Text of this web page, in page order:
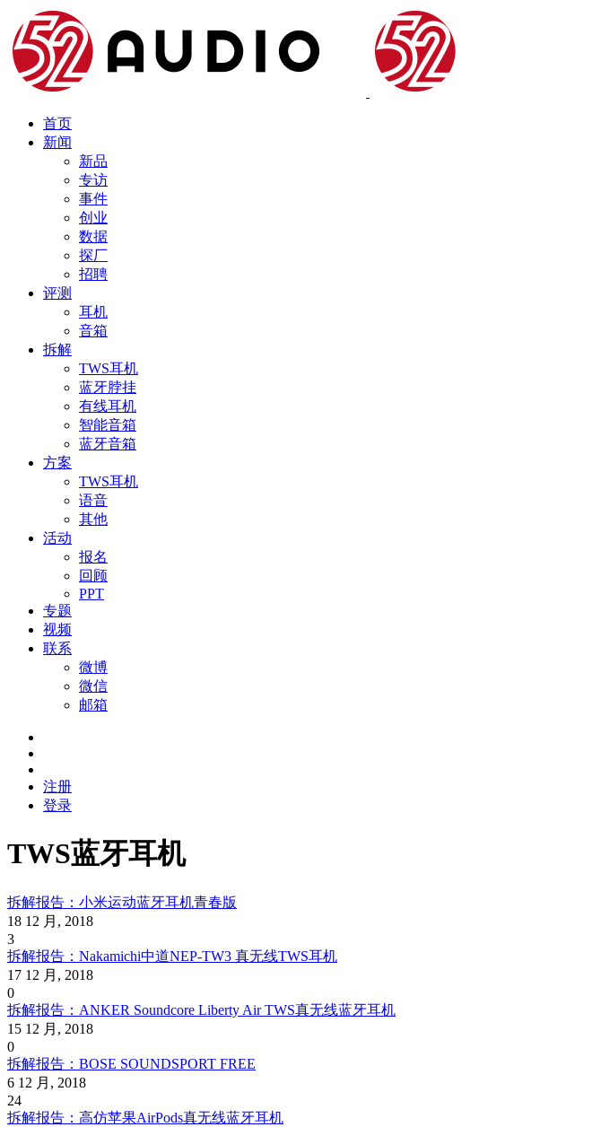
首页
新闻
新品
专访
事件
创业
数据
探厂
招聘
评测
耳机
音箱
拆解
TWS耳机
蓝牙脖挂
有线耳机
智能音箱
蓝牙音箱
方案
TWS耳机
语音
其他
活动
报名
回顾
PPT
专题
视频
联系
微博
微信
邮箱
注册
登录
TWS蓝牙耳机
拆解报告：小米运动蓝牙耳机青春版
18 12 月, 2018
3
拆解报告：Nakamichi中道NEP-TW3 真无线TWS耳机
17 12 月, 2018
0
拆解报告：ANKER Soundcore Liberty Air TWS真无线蓝牙耳机
15 12 月, 2018
0
拆解报告：BOSE SOUNDSPORT FREE
6 12 月, 2018
24
拆解报告：高仿苹果AirPods真无线蓝牙耳机